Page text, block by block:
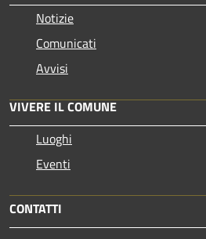
Notizie
Comunicati
Avvisi
VIVERE IL COMUNE
Luoghi
Eventi
CONTATTI